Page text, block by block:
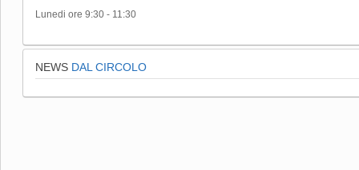
Lunedi ore 9:30 - 11:30
NEWS DAL CIRCOLO